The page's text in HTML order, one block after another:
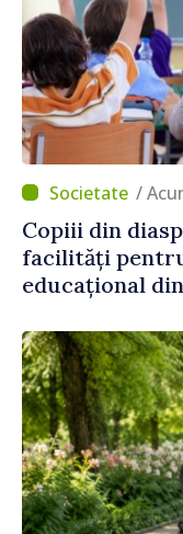
/
Copiii din
facilități
educațional